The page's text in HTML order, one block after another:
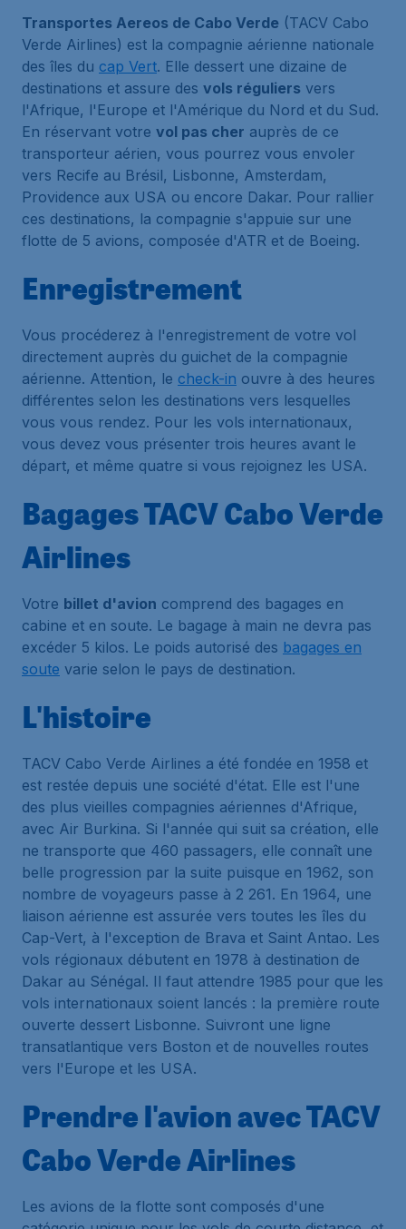
Transportes Aereos de Cabo Verde (TACV Cabo
Verde Airlines) est la compagnie aérienne nationale
des îles du cap Vert. Elle dessert une dizaine de
destinations et assure des vols réguliers vers
l'Afrique, l'Europe et l'Amérique du Nord et du Sud.
En réservant votre vol pas cher auprès de ce
transporteur aérien, vous pourrez vous envoler
vers Recife au Brésil, Lisbonne, Amsterdam,
Providence aux USA ou encore Dakar. Pour rallier
ces destinations, la compagnie s'appuie sur une
flotte de 5 avions, composée d'ATR et de Boeing.
Enregistrement
Vous procéderez à l'enregistrement de votre vol
directement auprès du guichet de la compagnie
aérienne. Attention, le check-in ouvre à des heures
différentes selon les destinations vers lesquelles
vous vous rendez. Pour les vols internationaux,
vous devez vous présenter trois heures avant le
départ, et même quatre si vous rejoignez les USA.
Bagages TACV Cabo Verde
Airlines
Votre billet d'avion comprend des bagages en
cabine et en soute. Le bagage à main ne devra pas
excéder 5 kilos. Le poids autorisé des bagages en
soute varie selon le pays de destination.
L'histoire
TACV Cabo Verde Airlines a été fondée en 1958 et
est restée depuis une société d'état. Elle est l'une
des plus vieilles compagnies aériennes d'Afrique,
avec Air Burkina. Si l'année qui suit sa création, elle
ne transporte que 460 passagers, elle connaît une
belle progression par la suite puisque en 1962, son
nombre de voyageurs passe à 2 261. En 1964, une
liaison aérienne est assurée vers toutes les îles du
Cap-Vert, à l'exception de Brava et Saint Antao. Les
vols régionaux débutent en 1978 à destination de
Dakar au Sénégal. Il faut attendre 1985 pour que les
vols internationaux soient lancés : la première route
ouverte dessert Lisbonne. Suivront une ligne
transatlantique vers Boston et de nouvelles routes
vers l'Europe et les USA.
Prendre l'avion avec TACV
Cabo Verde Airlines
Les avions de la flotte sont composés d'une